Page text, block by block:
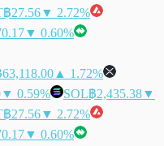
฿27.56▼ 2.72%
▼ 0.60%
▲ 1.72%
▼ 0.59% SOL฿2,435.38▼
฿27.56▼ 2.72%
▼ 0.60%